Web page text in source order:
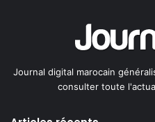
Journal digital marocain
consulter toute